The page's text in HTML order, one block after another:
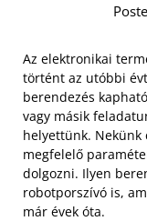
Az elektronikai
történt az utóbbi
berendezés
vagy másik
helyettünk. Nekünk
megfelelő
dolgozni. Ilyen
robotporszívó is,
már évek óta.